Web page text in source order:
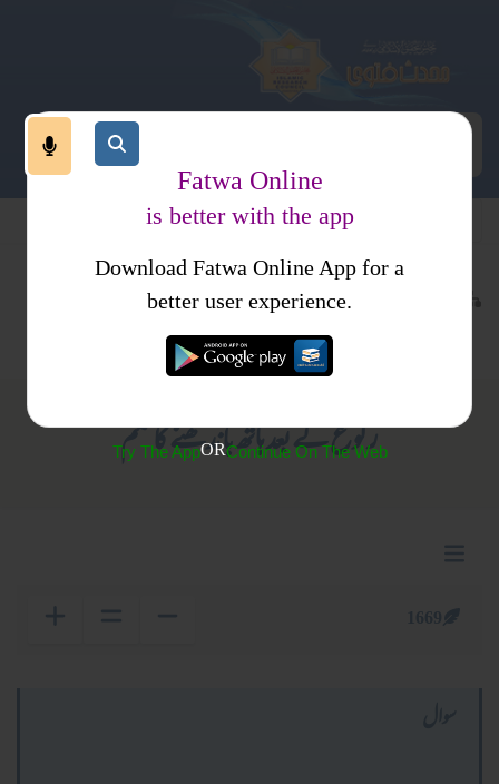
نماز
کتب فتاوی
احکام ومسائل جلد 1
رکوع کے بعد ہاتھ باندھنے کاحکم
Fatwa Online
is better with the app
Download Fatwa Online App for a
better user experience.
Try The AppORContinue On The Web